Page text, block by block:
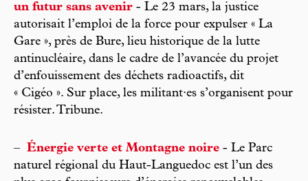
un futur sans avenir - Le 23 mars, la justice
autorisait l’emploi de la force pour expulser « La
Gare », près de Bure, lieu historique de la lutte
antinucléaire, dans le cadre de l’avancée du projet
d’enfouissement des déchets radioactifs, dit
« Cigéo ». Sur place, les militant·es s’organisent pour
résister. Tribune.
– Énergie verte et Montagne noire - Le Parc
naturel régional du Haut-Languedoc est l’un des